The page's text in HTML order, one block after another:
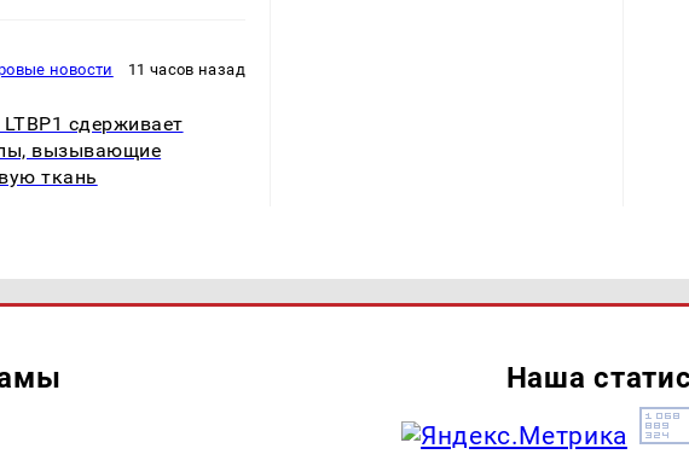
новости 11 часов назад
сдерживает
вызывающие
ткань
Наша